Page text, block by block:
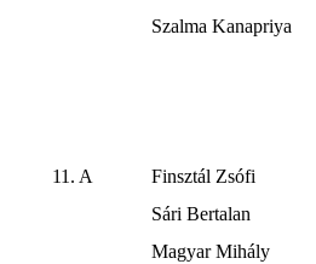
Szalma Kanapriya
11. A
Finsztál Zsófi
Sári Bertalan
Magyar Mihály